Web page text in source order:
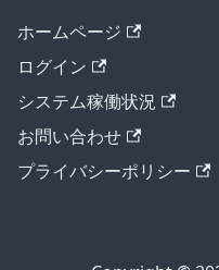
ホームページ
ログイン
システム稼働状況
お問い合わせ
プライバシーポリシー